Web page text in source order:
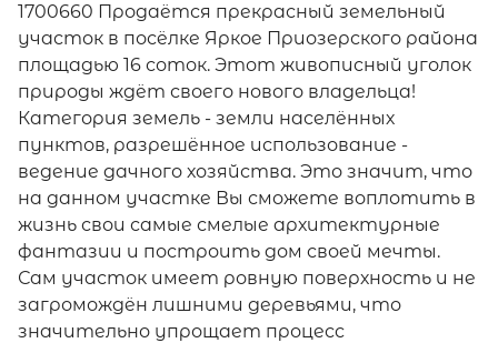
1700660 Продаётся прекрасный земельный
участок в посёлке Яркое Приозерского района
площадью 16 соток. Этот живописный уголок
природы ждёт своего нового владельца!
Категория земель - земли населённых
пунктов, разрешённое использование -
ведение дачного хозяйства. Это значит, что
на данном участке Вы сможете воплотить в
жизнь свои самые смелые архитектурные
фантазии и построить дом своей мечты.
Сам участок имеет ровную поверхность и не
загромождён лишними деревьями, что
значительно упрощает процесс